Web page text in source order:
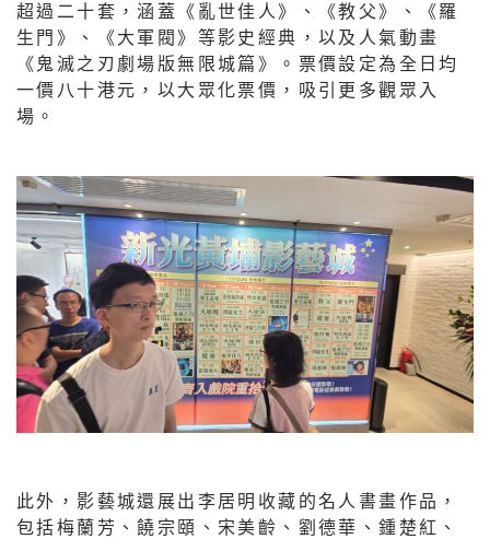
超過二十套，涵蓋《亂世佳人》、《教父》、《羅
生門》、《大軍閥》等影史經典，以及人氣動畫
《鬼滅之刃劇場版無限城篇》。票價設定為全日均
一價八十港元，以大眾化票價，吸引更多觀眾入
場。
此外，影藝城還展出李居明收藏的名人書畫作品，
包括梅蘭芳、饒宗頤、宋美齡、劉德華、鍾楚紅、